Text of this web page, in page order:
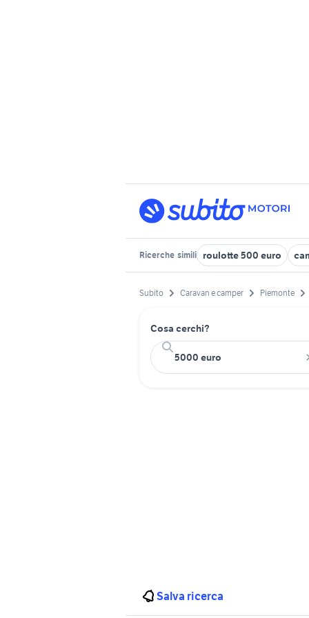
Ricerche simili roulotte 500 euro
Subito Caravan e camper Piemonte
Cosa cerchi?
Salva ricerca